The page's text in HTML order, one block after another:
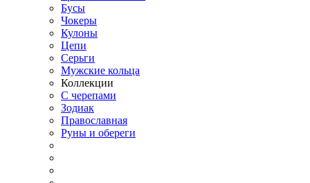
Бусы
Чокеры
Кулоны
Цепи
Серьги
Мужские кольца
Коллекции
С черепами
Зодиак
Православная
Руны и обереги